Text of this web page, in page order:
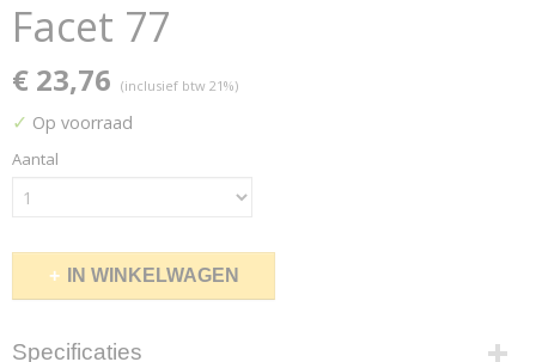
Facet 77
€ 23,76 (inclusief btw 21%)
✓ Op voorraad
Aantal
IN WINKELWAGEN
Specificaties